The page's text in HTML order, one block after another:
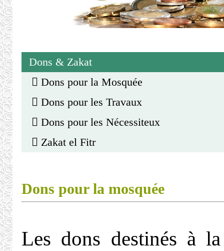
Dons & Zakat
Dons pour la Mosquée
Dons pour les Travaux
Dons pour les Nécessiteux
Zakat el Fitr
Dons pour la mosquée
Les dons destinés à